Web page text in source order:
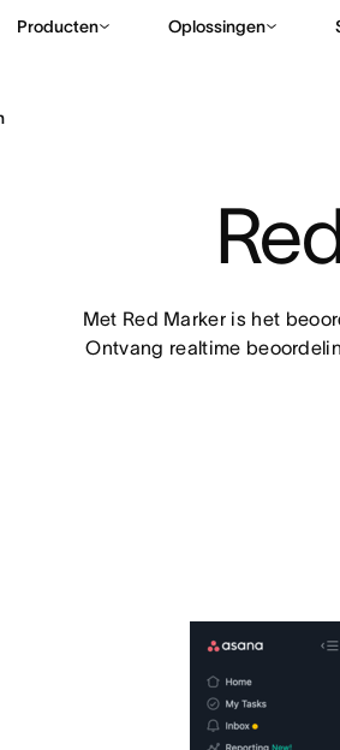
Producten Oplossingen
Met Red Marker is het
Ontvang realtime